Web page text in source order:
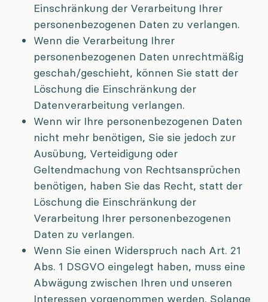
Einschränkung der Verarbeitung Ihrer
personenbezogenen Daten zu verlangen.
Wenn die Verarbeitung Ihrer
personenbezogenen Daten unrechtmäßig
geschah/geschieht, können Sie statt der
Löschung die Einschränkung der
Datenverarbeitung verlangen.
Wenn wir Ihre personenbezogenen Daten
nicht mehr benötigen, Sie sie jedoch zur
Ausübung, Verteidigung oder
Geltendmachung von Rechtsansprüchen
benötigen, haben Sie das Recht, statt der
Löschung die Einschränkung der
Verarbeitung Ihrer personenbezogenen
Daten zu verlangen.
Wenn Sie einen Widerspruch nach Art. 21
Abs. 1 DSGVO eingelegt haben, muss eine
Abwägung zwischen Ihren und unseren
Interessen vorgenommen werden. Solange